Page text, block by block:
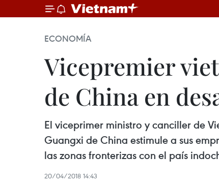
ECONOMÍA
Vicepremier
de China en
El viceprimer ministro y canciller de
Guangxi de China estimule a sus
las zonas fronterizas con el país
20/04/2018 14:43